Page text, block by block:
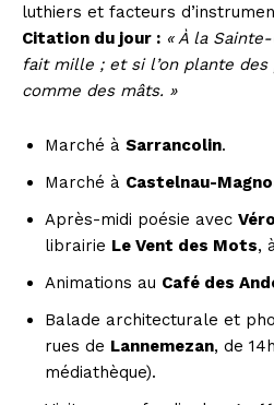
luthiers et facteurs
Citation du jour : « À la
fait mille ; et si l’on plante
comme des mâts. »
Marché à Sarrancolin.
Marché à Castelnau-
Après-midi poésie avec
librairie Le Vent des Mots,
Animations au Café des
Balade architecturale et
rues de Lannemezan, de
médiathèque).